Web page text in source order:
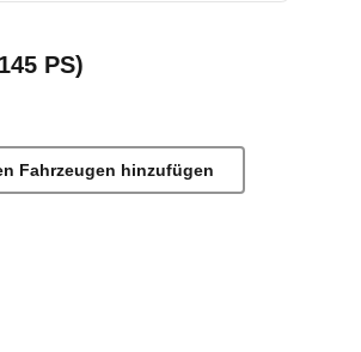
PS)
Fahrzeugen hinzufügen